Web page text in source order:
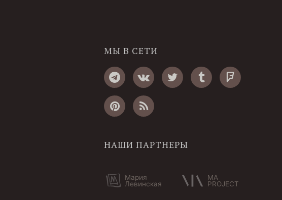
МЫ В СЕТИ
НАШИ ПАРТНЕРЫ
Мария
Левинская
MA
PROJECT